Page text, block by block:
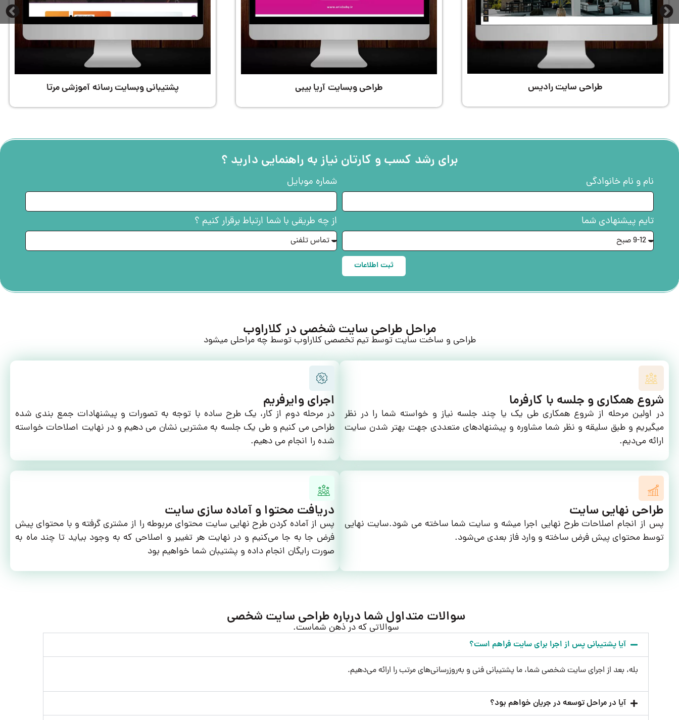
طراحی سایت رادیس طراحی وبسایت آریا بیبی پشتیبانی وبسایت رسانه آموزشی مرتا
برای رشد کسب و کارتان نیاز به راهنمایی دارید ؟
نام و نام خانوادگی شماره موبایل
تایم پیشنهادی شما از چه طریقی با شما ارتباط برقرار کنیم ؟
ثبت اطلاعات
مراحل طراحی سایت شخصی در کلاراوب
طراحی و ساخت سایت توسط تیم تخصصی کلاراوب توسط چه مراحلی میشود
شروع همکاری و جلسه با کارفرما
در اولین مرحله از شروع همکاری طی یک یا چند جلسه نیاز و خواسته شما را در نظر
میگیریم و طبق سلیقه و نظر شما مشاوره و پیشنهاد‌های متعددی جهت بهتر شدن سایت
ارائه می‌دیم.
اجرای وایرفریم
در مرحله دوم از کار، یک طرح ساده با توجه به تصورات و پیشنهادات جمع بندی شده
طراحی می کنیم و طی یک جلسه به مشتریی نشان می دهیم و در نهایت اصلاحات خواسته
شده را انجام می دهیم.
طراحی نهایی سایت
پس از انجام اصلاحات طرح نهایی اجرا میشه و سایت شما ساخته می شود.سایت نهایی
توسط محتوای پیش فرض ساخته و وارد فاز بعدی می‌شود.
دریافت محتوا و آماده سازی سایت
پس از آماده کردن طرح نهایی سایت محتوای مربوطه را از مشتری گرفته و با محتوای پیش
فرض جا به جا می‌کنیم و در نهایت هر تغییر و اصلاحی که به وجود بیاید تا چند ماه به
صورت رایگان انجام داده و پشتیبان شما خواهیم بود
سوالات متداول شما درباره طراحی سایت شخصی
سوالاتی که در ذهن شماست.
آیا پشتیبانی پس از اجرا برای سایت فراهم است؟
بله، بعد از اجرای سایت شخصی شما، ما پشتیبانی فنی و به‌روزرسانی‌های مرتب را ارائه می‌دهیم.
آیا در مراحل توسعه در جریان خواهم بود؟